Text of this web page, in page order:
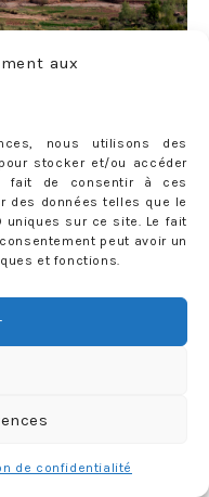
aux
nous utilisons des
stocker et/ou accéder
fait de consentir à ces
des données telles que le
uniques sur ce site. Le fait
peut avoir un
et fonctions.
de confidentialité